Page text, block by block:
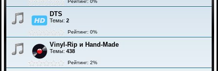
Рейтинг: 0%
DTS
Темы: 2
Рейтинг: 0%
Vinyl-Rip и Hand-Made
Темы: 438
Рейтинг: 2%